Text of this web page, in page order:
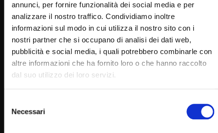
annunci, per fornire funzionalità dei social media e per
analizzare il nostro traffico. Condividiamo inoltre
informazioni sul modo in cui utilizza il nostro sito con i
nostri partner che si occupano di analisi dei dati web,
pubblicità e social media, i quali potrebbero combinarle con
altre informazioni che ha fornito loro o che hanno raccolto
dal suo utilizzo dei loro servizi.
delNecessari
STAFF
24/09/2024
0
13.6K 6 0